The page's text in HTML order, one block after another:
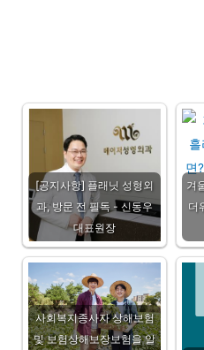
[공지사항] 플래닛 성형외
과, 방문 전 필독 - 신동우
대표원장
겨
더
사회복지종사자 상해보험
및 보험상해보장보험을 알